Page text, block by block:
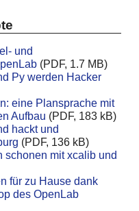
und
(PDF, 1.7 MB)
Py werden Hacker
eine Plansprache mit
Aufbau (PDF, 183 kB)
hackt und
(PDF, 136 kB)
schonen mit xcalib und
für zu Hause dank
des OpenLab